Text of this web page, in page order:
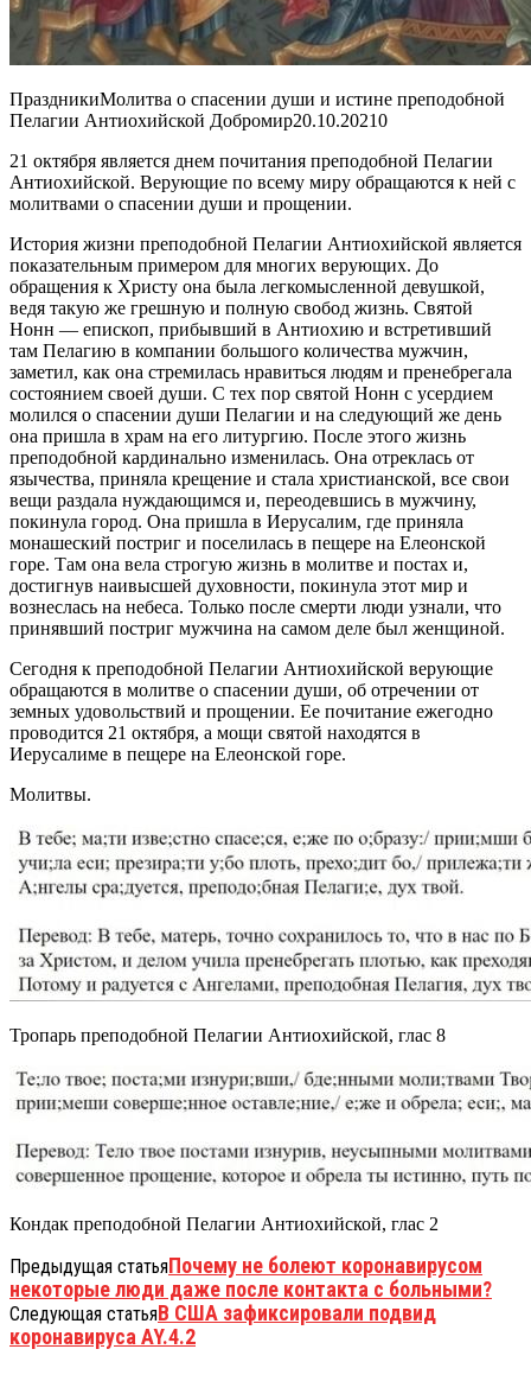
ПраздникиМолитва о спасении души и истине преподобной
Пелагии Антиохийской Добромир20.10.20210
21 октября является днем почитания преподобной Пелагии
Антиохийской. Верующие по всему миру обращаются к ней с
молитвами о спасении души и прощении.
История жизни преподобной Пелагии Антиохийской является
показательным примером для многих верующих. До
обращения к Христу она была легкомысленной девушкой,
ведя такую же грешную и полную свобод жизнь. Святой
Нонн — епископ, прибывший в Антиохию и встретивший
там Пелагию в компании большого количества мужчин,
заметил, как она стремилась нравиться людям и пренебрегала
состоянием своей души. С тех пор святой Нонн с усердием
молился о спасении души Пелагии и на следующий же день
она пришла в храм на его литургию. После этого жизнь
преподобной кардинально изменилась. Она отреклась от
язычества, приняла крещение и стала христианской, все свои
вещи раздала нуждающимся и, переодевшись в мужчину,
покинула город. Она пришла в Иерусалим, где приняла
монашеский постриг и поселилась в пещере на Елеонской
горе. Там она вела строгую жизнь в молитве и постах и,
достигнув наивысшей духовности, покинула этот мир и
вознеслась на небеса. Только после смерти люди узнали, что
принявший постриг мужчина на самом деле был женщиной.
Сегодня к преподобной Пелагии Антиохийской верующие
обращаются в молитве о спасении души, об отречении от
земных удовольствий и прощении. Ее почитание ежегодно
проводится 21 октября, а мощи святой находятся в
Иерусалиме в пещере на Елеонской горе.
Молитвы.
Тропарь преподобной Пелагии Антиохийской, глас 8
Кондак преподобной Пелагии Антиохийской, глас 2
Предыдущая статьяПочему не болеют коронавирусом
некоторые люди даже после контакта с больными?
Следующая статьяВ США зафиксировали подвид
коронавируса AY.4.2